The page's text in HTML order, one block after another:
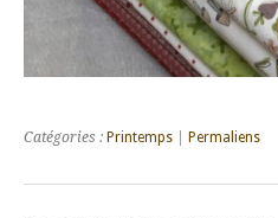
Catégories : Printemps Permaliens